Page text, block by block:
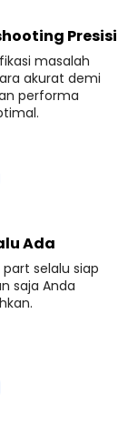
Presisi
masalah
akurat demi
performa
Ada
selalu siap
saja Anda